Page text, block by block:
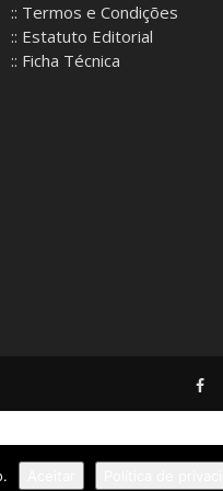
:: Termos e Condições
:: Estatuto Editorial
:: Ficha Técnica